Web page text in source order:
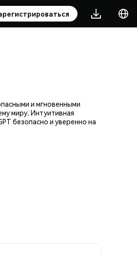
и мгновенными
миру. Интуитивная
безопасно и уверенно на